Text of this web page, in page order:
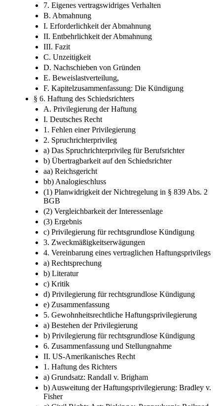
7. Eigenes vertragswidriges Verhalten
B. Abmahnung
I. Erforderlichkeit der Abmahnung
II. Entbehrlichkeit der Abmahnung
III. Fazit
C. Unzeitigkeit
D. Nachschieben von Gründen
E. Beweislastverteilung,
F. Kapitelzusammenfassung: Die Kündigung
§ 6. Haftung des Schiedsrichters
A. Privilegierung der Haftung
I. Deutsches Recht
1. Fehlen einer Privilegierung
2. Spruchrichterprivileg
a) Das Spruchrichterprivileg für Berufsrichter
b) Übertragbarkeit auf den Schiedsrichter
aa) Reichsgericht
bb) Analogieschluss
(1) Planwidrigkeit der Nichtregelung in § 839 Abs. 2
BGB
(2) Vergleichbarkeit der Interessenlage
(3) Ergebnis
c) Privilegierung für rechtsgrundlose Kündigung
3. Zweckmäßigkeitserwägungen
4. Vereinbarung eines vertraglichen Haftungsprivilegs
a) Rechtsprechung
b) Literatur
c) Kritik
d) Privilegierung für rechtsgrundlose Kündigung
e) Zusammenfassung
5. Gewohnheitsrechtliche Haftungsprivilegierung
a) Bestehen der Privilegierung
b) Privilegierung für rechtsgrundlose Kündigung
6. Zusammenfassung und Stellungnahme
II. US-Amerikanisches Recht
1. Haftung des Richters
a) Grundsatz: Randall v. Brigham
b) Ausweitung der Haftungsprivilegierung: Bradley v.
Fisher